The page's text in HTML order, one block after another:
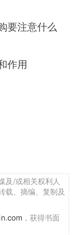
要注意什么
作用
及/或相关权利人
载、摘编、复制及
，获得书面